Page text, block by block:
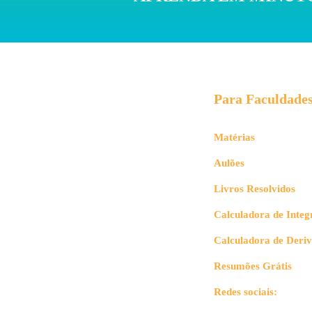
Para
Matérias
Aulões
Livros Resolvidos
Calculadora de
Calculadora de
Resumões Grátis
Redes sociais: